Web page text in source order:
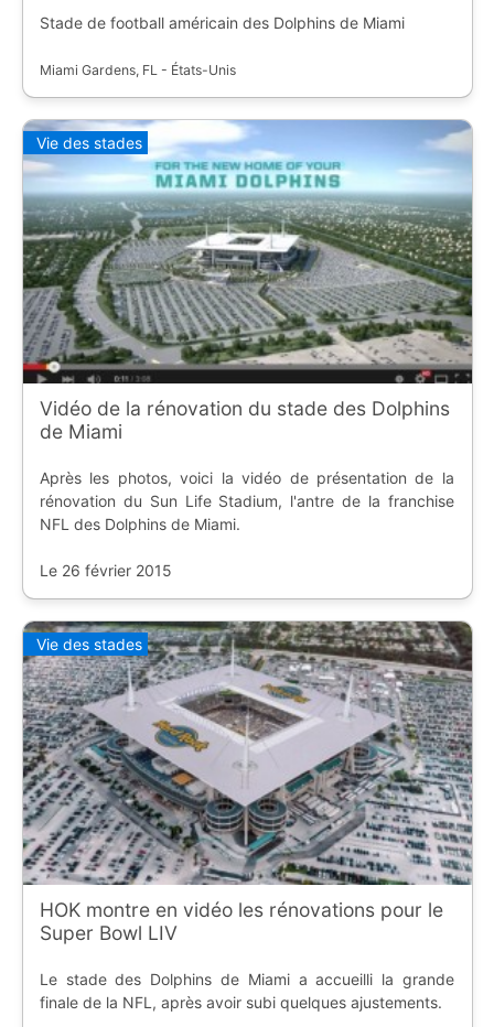
Stade de football américain des Dolphins de Miami
Miami Gardens, FL - États-Unis
Vie des stades
Vidéo de la rénovation du stade des Dolphins
de Miami
Après les photos, voici la vidéo de présentation de la
rénovation du Sun Life Stadium, l'antre de la franchise
NFL des Dolphins de Miami.
Le 26 février 2015
Vie des stades
HOK montre en vidéo les rénovations pour le
Super Bowl LIV
Le stade des Dolphins de Miami a accueilli la grande
finale de la NFL, après avoir subi quelques ajustements.